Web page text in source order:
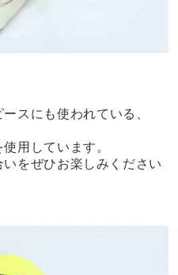
スにも使われている、
用しています。
をぜひお楽しみください